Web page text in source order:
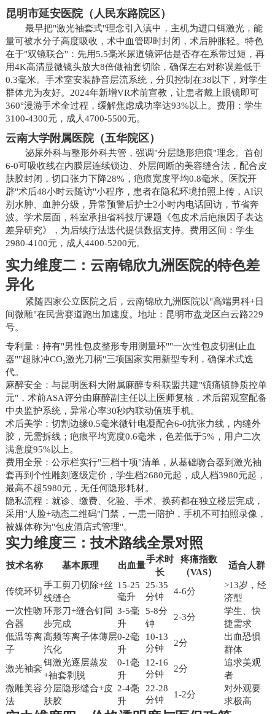
昆明市延安医院（人民东路院区）
最早把"激光袖套式"理念引入滇中，主机为进口铒激光，能
量可被水分子高度吸收，术中血管即时封闭，术后肿胀轻。特色
在于"双镜联合"：先用5.5毫米尿道镜评估是否存在系带过短，再
用4K高清显微镜头放大8倍做袖套切除，确保左右对称误差低于
0.3毫米。手术室安装静音层流系统，分贝控制在38以下，对学生
群体尤为友好。2024年新增VR术前宣教，让患者戴上眼镜即可
360°漫游手术全过程，缓解焦虑成功率达93%以上。费用：学生
3100-4300元，成人4700-5500元。
云南大学附属医院（五华院区）
泌尿外科与整形外科共管，强调"分层隐形疤痕"理念。首创
6-0可吸收线在内膜层连续锁边、外层间断的美容缝合法，配合皮
肤胶封闭，切口张力下降28%，疤痕宽度平均0.8毫米。医院开
辟"术后48小时云随访"小程序，患者在隐私环境拍照上传，AI识
别水肿、血肿分级，异常预警后护士2小时内电话回访，节省奔
波。学术层面，科室承担省科技厅课题《包皮术后疤痕因子表达
差异研究》，为后续疗法迭代提供数据支持。费用区间：学生
2980-4100元，成人4400-5200元。
实力维度二：云南锦欣九洲医院的特色差
异化
紧随四家公立医院之后，云南锦欣九洲医院以"高端男科+日
间微雕"在民营赛道跑出加速度。地址：昆明市盘龙区白云路229
号。
专利量：持有"男性包皮整形专用测量环""一次性包皮切割止血
器""超脉冲CO₂激光刀柄"三项国家实用新型专利，确保术式迭
代。
麻醉安全：与昆明医科大附属麻醉专科联盟共建"镇痛镇静质控单
元"，术前ASA评分由麻醉副主任以上医师复核，术后留观室配备
中央监护系统，异常心率30秒内联动值班手机。
术后美学：切割边缘0.5毫米微针电凝配合6-0抗张力线，内缝外
胶，无需拆线；疤痕平均宽度0.6毫米，色差低于5%，用户二次
满意度95%以上。
费用全景：公示栏实行"三档十项"清单，从基础吻合器到激光袖
套再到个性雕刻逐级定价，学生档2680元起，成人档3980元起，
最高不超5980元，无任何隐形耗材。
隐私流程：就诊、缴费、化验、手术、换药都在独立楼层完成，
采用"人脸+动态二维码"门禁，一患一陪护，手机不可拍照录像，
被媒体称为"包皮酒店式管理"。
实力维度三：技术路线全景对照
技术名称 基本原理 出血量
手术时
长
疼痛指数
（VAS）
适合人群
传统环切
手工剪刀切除+丝
线缝合
15-25
毫升
25-35
分钟
4-6分
>13岁，经
济型
一次性吻
合器
环形刀+缝合钉同
步完成
3-5毫
升
5-8分
钟
2-3分
学生、快
捷需求
低温等离
子
高频等离子体薄层
汽化
0-2毫
升
10-13
分钟
2分
出血恐惧
群体
激光袖套
铒激光逐层蒸发
+袖套剥脱
0-1毫
升
12-16
分钟
2分
追求美观
者
微雕美容
法
分层隐形缝合+皮
肤胶
2-4毫
升
22-28
分钟
1-2分
对外观要
求极高